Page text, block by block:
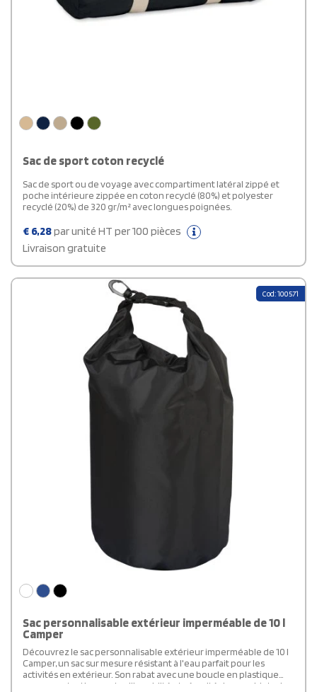
Sac de sport coton recyclé
Sac de sport ou de voyage avec compartiment latéral zippé et
poche intérieure zippée en coton recyclé (80%) et polyester
recyclé (20%) de 320 gr/m² avec longues poignées.
€ 6,28par unité HT per 100 pièces
Livraison gratuite
Cod: 100571
Sac personnalisable extérieur imperméable de 10 l
Camper
Découvrez le sac personnalisable extérieur imperméable de 10 l
Camper, un sac sur mesure résistant à l'eau parfait pour les
activités en extérieur. Son rabat avec une boucle en plastique
assure protection contre l'humidité et sécurité de vos objets de